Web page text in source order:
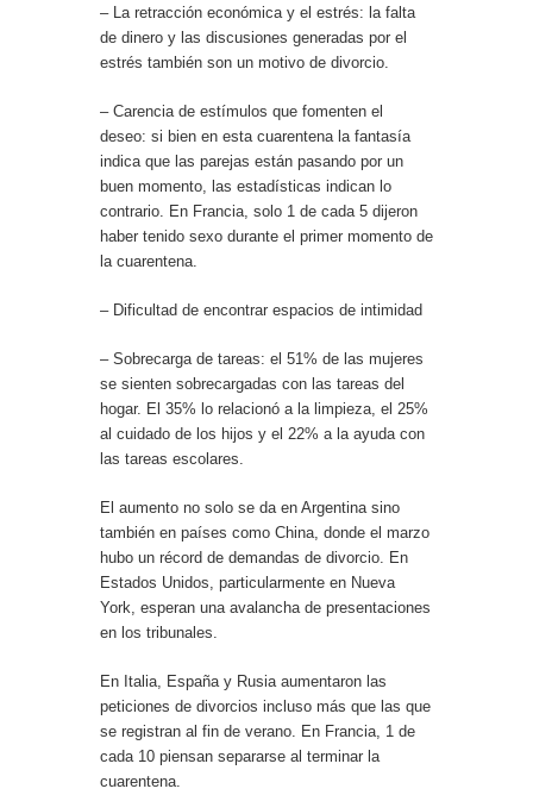
– La retracción económica y el estrés: la falta
de dinero y las discusiones generadas por el
estrés también son un motivo de divorcio.
– Carencia de estímulos que fomenten el
deseo: si bien en esta cuarentena la fantasía
indica que las parejas están pasando por un
buen momento, las estadísticas indican lo
contrario. En Francia, solo 1 de cada 5 dijeron
haber tenido sexo durante el primer momento de
la cuarentena.
– Dificultad de encontrar espacios de intimidad
– Sobrecarga de tareas: el 51% de las mujeres
se sienten sobrecargadas con las tareas del
hogar. El 35% lo relacionó a la limpieza, el 25%
al cuidado de los hijos y el 22% a la ayuda con
las tareas escolares.
El aumento no solo se da en Argentina sino
también en países como China, donde el marzo
hubo un récord de demandas de divorcio. En
Estados Unidos, particularmente en Nueva
York, esperan una avalancha de presentaciones
en los tribunales.
En Italia, España y Rusia aumentaron las
peticiones de divorcios incluso más que las que
se registran al fin de verano. En Francia, 1 de
cada 10 piensan separarse al terminar la
cuarentena.